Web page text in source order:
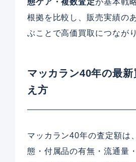
態ケア・複数査定が基本戦
根拠を比較し、販売実績の
ぶことで高価買取につなが
マッカラン40年の最
え方
マッカラン40年の査定額は
態・付属品の有無・流通量